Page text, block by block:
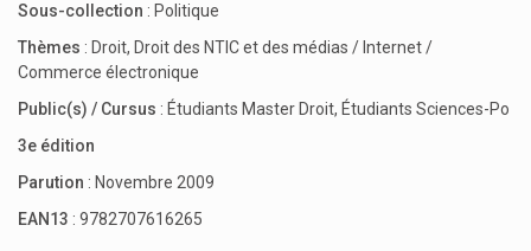
Sous-collection : Politique
Thèmes : Droit, Droit des NTIC et des médias / Internet /
Commerce électronique
Public(s) / Cursus : Étudiants Master Droit, Étudiants Sciences-Po
3e édition
Parution : Novembre 2009
EAN13 : 9782707616265